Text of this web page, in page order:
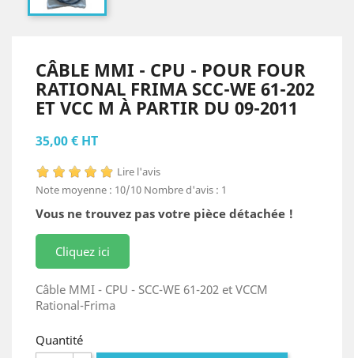
CÂBLE MMI - CPU - POUR FOUR
RATIONAL FRIMA SCC-WE 61-202
ET VCC M À PARTIR DU 09-2011
35,00 € HT
Lire l'avis
Note moyenne : 10/10 Nombre d'avis : 1
Vous ne trouvez pas votre pièce détachée !
Cliquez ici
Câble MMI - CPU - SCC-WE 61-202 et VCCM
Rational-Frima
Quantité